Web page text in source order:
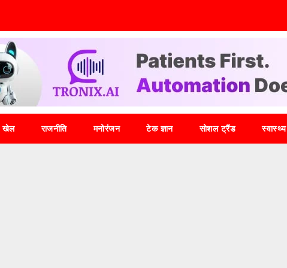
खेल राजनीति मनोरंजन टेक ज्ञान सोशल ट्रैंड स्वास्थ्य